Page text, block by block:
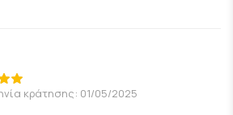
κράτησης: 01/05/2025